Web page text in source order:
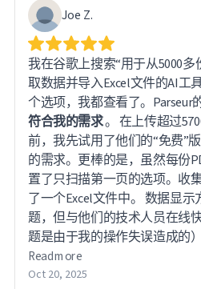
Joe Z.
我在谷歌上搜索“用于从5000
取数据并导入Excel文件的AI工
个选项，我都查看了。Parseur
符合我的需求。 在上传超过
前，我先试用了他们的“免费”
的需求。更棒的是，虽然每份
置了只扫描第一页的选项。收
了一个Excel文件中。 数据显
题，但与他们的技术人员在线
题是由于我的操作失误造成的
提取和分析大量数据，但对我
所有需求。
Read more
Oct 20, 2025